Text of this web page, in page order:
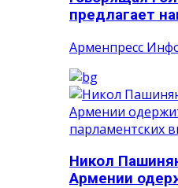
предлагает
Арменпресс
Никол
Армении